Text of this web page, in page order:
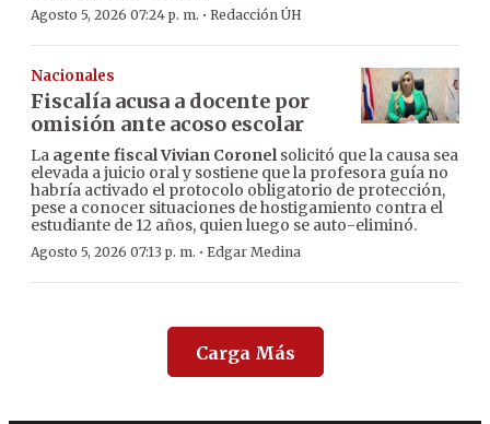
Agosto 5, 2026 07:24 p. m. · Redacción ÚH
Nacionales
Fiscalía acusa a docente por
omisión ante acoso escolar
La agente fiscal Vivian Coronelsolicitó que la causa sea
elevada a juicio oral y sostiene que la profesora guía no
habría activado el protocolo obligatorio de protección,
pese a conocer situaciones de hostigamiento contra el
estudiante de 12 años, quien luego se auto-eliminó.
Agosto 5, 2026 07:13 p. m. · Edgar Medina
Carga Más